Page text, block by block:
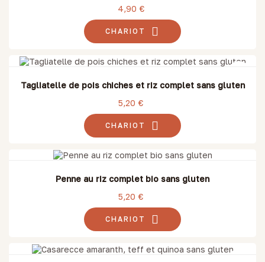
4,90 €
CHARIOT
Tagliatelle de pois chiches et riz complet sans gluten
5,20 €
CHARIOT
Penne au riz complet bio sans gluten
5,20 €
CHARIOT